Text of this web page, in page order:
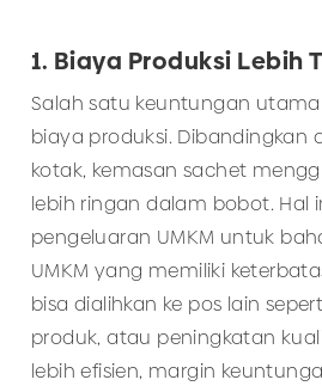
1. Biaya Produksi Lebih
Salah satu keuntungan
biaya produksi. Dibandingkan
kotak, kemasan sachet
lebih ringan dalam bobot. Hal
pengeluaran UMKM untuk
UMKM yang memiliki
bisa dialihkan ke pos lain
produk, atau peningkatan
lebih efisien, margin